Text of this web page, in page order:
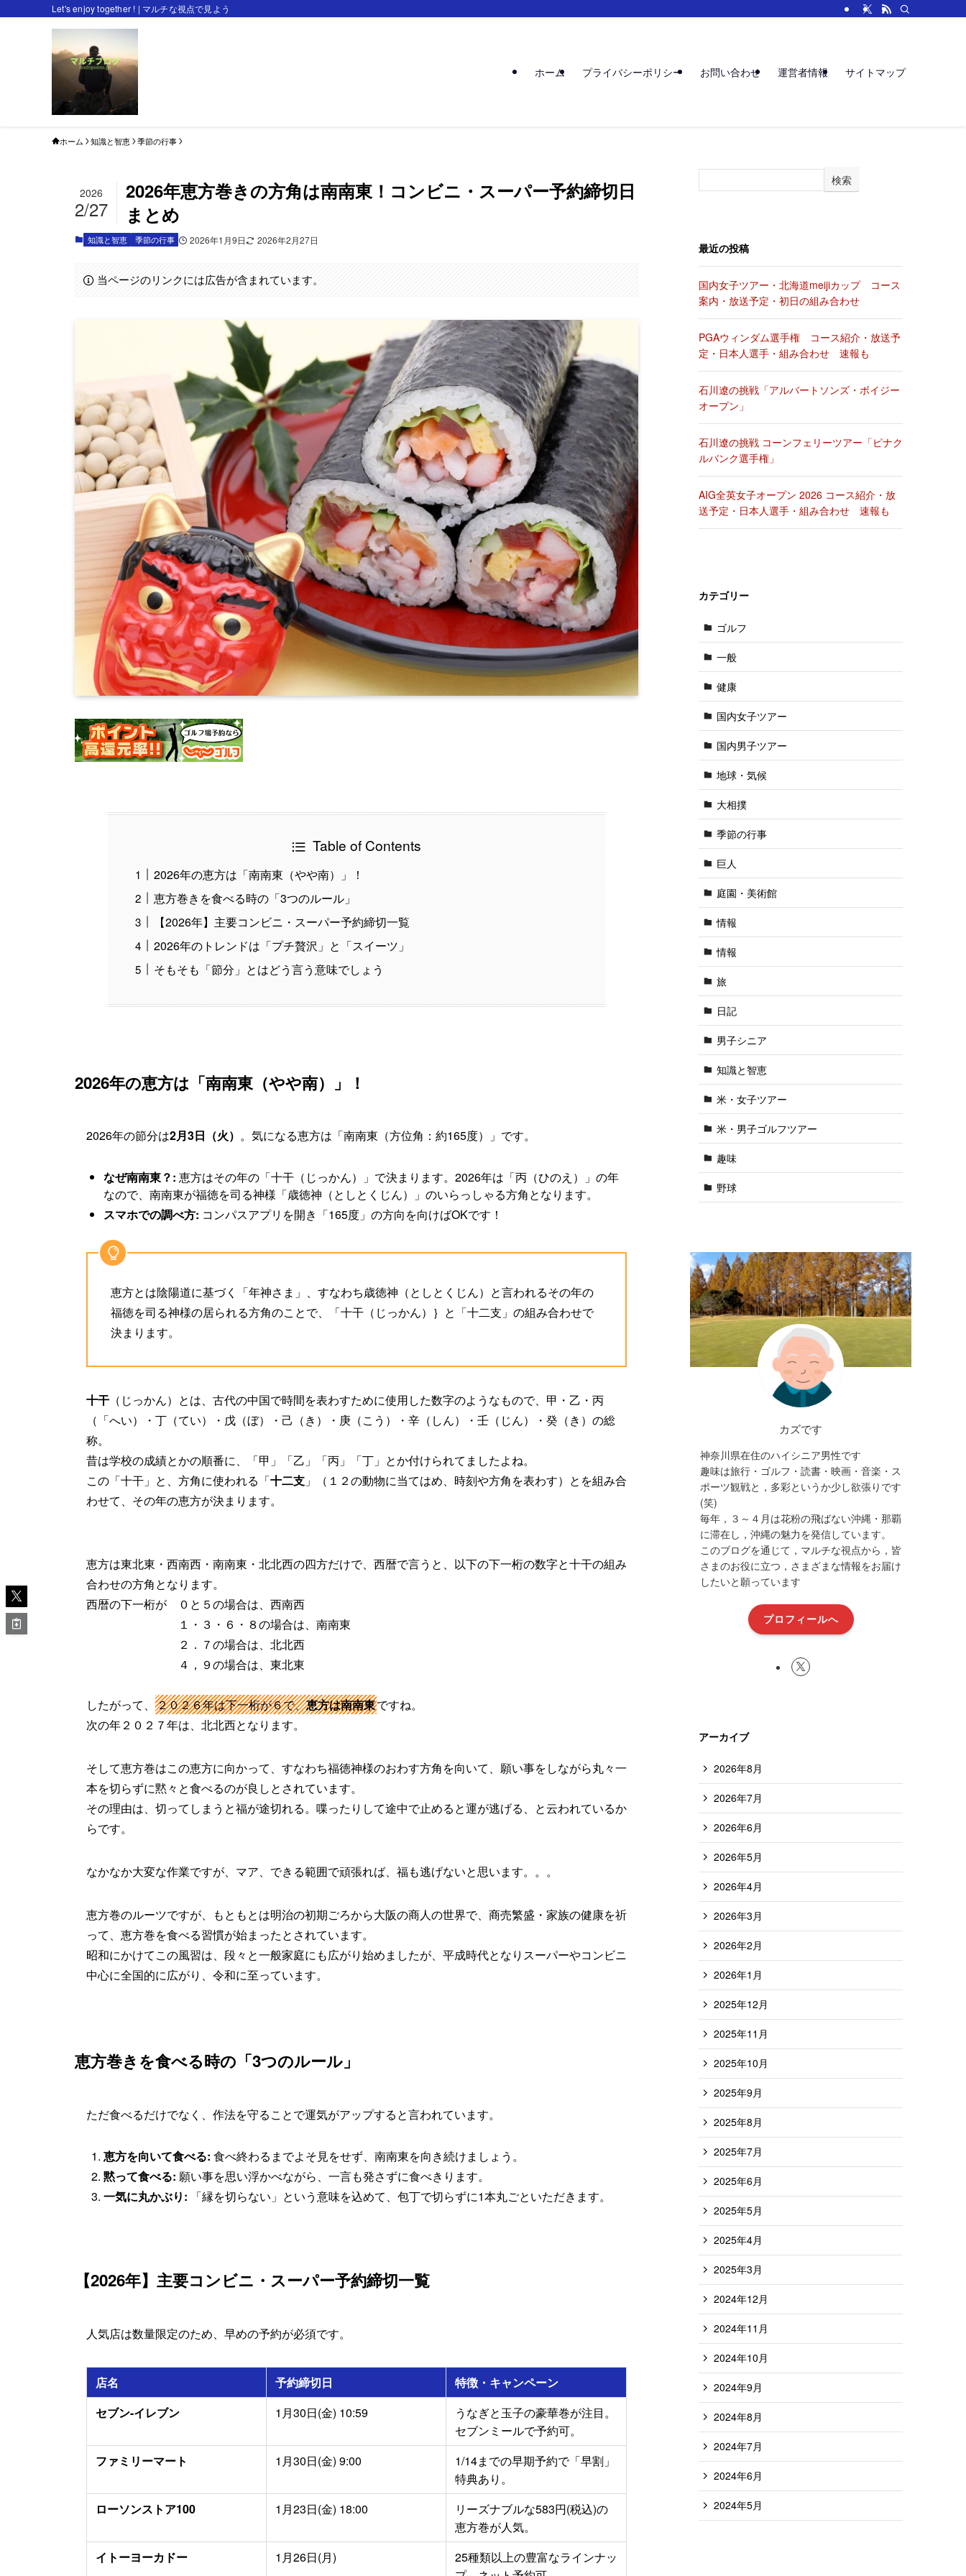
Let's enjoy together ! | マルチな視点で見よう
ホーム プライバシーポリシー お問い合わせ 運営者情報 サイトマップ
ホーム 知識と智恵 季節の行事
2026年恵方巻きの方角は南南東！コンビニ・スーパー予約締切日
まとめ
2026
2/27
知識と智恵 季節の行事 2026年1月9日 2026年2月27日
当ページのリンクには広告が含まれています。
Table of Contents
2026年の恵方は「南南東（やや南）」！
恵方巻きを食べる時の「3つのルール」
【2026年】主要コンビニ・スーパー予約締切一覧
2026年のトレンドは「プチ贅沢」と「スイーツ」
そもそも「節分」とはどう言う意味でしょう
2026年の恵方は「南南東（やや南）」！
2026年の節分は2月3日（火） 。気になる恵方は「南南東（方位角：約165度）」です。
なぜ南南東？: 恵方はその年の「十干（じっかん）」で決まります。2026年は「丙（ひのえ）」の年
なので、南南東が福徳を司る神様「歳徳神（としとくじん）」のいらっしゃる方角となります。
スマホでの調べ方: コンパスアプリを開き「165度」の方向を向けばOKです！
恵方とは陰陽道に基づく「年神さま」、すなわち歳徳神（としとくじん）と言われるその年の
福徳を司る神様の居られる方角のことで、「十干（じっかん）｝と「十二支」の組み合わせで
決まります。
十干 （じっかん）とは、古代の中国で時間を表わすために使用した数字のようなもので、甲・乙・丙
（「へい）・丁（てい）・戊（ぼ）・己（き）・庚（こう）・辛（しん）・壬（じん）・癸（き）の総
称。
昔は学校の成績とかの順番に、「甲」「乙」「丙」「丁」とか付けられてましたよね。
この「十干」と、方角に使われる「十二支 」（１２の動物に当てはめ、時刻や方角を表わす）とを組み合
わせて、その年の恵方が決まります。
恵方は東北東・西南西・南南東・北北西の四方だけで、西暦で言うと、以下の下一桁の数字と十干の組み
合わせの方角となります。
西暦の下一桁が ０と５の場合は、西南西
１・３・６・８の場合は、南南東
２．７の場合は、北北西
４，９の場合は、東北東
したがって、 ２０２６年は下一桁が６で、恵方は南南東ですね。
次の年２０２７年は、北北西となります。
そして恵方巻はこの恵方に向かって、すなわち福徳神様のおわす方角を向いて、願い事をしながら丸々一
本を切らずに黙々と食べるのが良しとされています。
その理由は、切ってしまうと福が途切れる。喋ったりして途中で止めると運が逃げる、と云われているか
らです。
なかなか大変な作業ですが、マア、できる範囲で頑張れば、福も逃げないと思います。。。
恵方巻のルーツですが、もともとは明治の初期ごろから大阪の商人の世界で、商売繁盛・家族の健康を祈
って、恵方巻を食べる習慣が始まったとされています。
昭和にかけてこの風習は、段々と一般家庭にも広がり始めましたが、平成時代となりスーパーやコンビニ
中心に全国的に広がり、令和に至っています。
恵方巻きを食べる時の「3つのルール」
ただ食べるだけでなく、作法を守ることで運気がアップすると言われています。
恵方を向いて食べる: 食べ終わるまでよそ見をせず、南南東を向き続けましょう。
黙って食べる: 願い事を思い浮かべながら、一言も発さずに食べきります。
一気に丸かぶり: 「縁を切らない」という意味を込めて、包丁で切らずに1本丸ごといただきます。
【2026年】主要コンビニ・スーパー予約締切一覧
人気店は数量限定のため、早めの予約が必須です。
店名 予約締切日
特徴・キャンペーン
セブン-イレブン
1月30日(金) 10:59
うなぎと玉子の豪華巻が注目。
セブンミールで予約可。
ファミリーマート
1月30日(金) 9:00
1/14までの早期予約で「早割」
特典あり。
ローソンストア100
1月23日(金) 18:00
リーズナブルな583円(税込)の
恵方巻が人気。
イトーヨーカドー
1月26日(月)
25種類以上の豊富なラインナッ
検索
最近の投稿
国内女子ツアー・北海道meijiカップ コース
案内・放送予定・初日の組み合わせ
PGAウィンダム選手権 コース紹介・放送予
定・日本人選手・組み合わせ 速報も
石川遼の挑戦「アルバートソンズ・ボイジー
オープン」
石川遼の挑戦 コーンフェリーツアー「ピナク
ルバンク選手権」
AIG全英女子オープン 2026 コース紹介・放
送予定・日本人選手・組み合わせ 速報も
カテゴリー
ゴルフ
一般
健康
国内女子ツアー
国内男子ツアー
地球・気候
大相撲
季節の行事
巨人
庭園・美術館
情報
情報
旅
日記
男子シニア
知識と智恵
米・女子ツアー
米・男子ゴルフツアー
趣味
野球
カズです
神奈川県在住のハイシニア男性です
趣味は旅行・ゴルフ・読書・映画・音楽・ス
ポーツ観戦と，多彩というか少し欲張りです
(笑)
毎年，３～４月は花粉の飛ばない沖縄・那覇
に滞在し，沖縄の魅力を発信しています。
このブログを通じて，マルチな視点から，皆
さまのお役に立つ，さまざまな情報をお届け
したいと願っています
プロフィールへ
アーカイブ
2026年8月
2026年7月
2026年6月
2026年5月
2026年4月
2026年3月
2026年2月
2026年1月
2025年12月
2025年11月
2025年10月
2025年9月
2025年8月
2025年7月
2025年6月
2025年5月
2025年4月
2025年3月
2024年12月
2024年11月
2024年10月
2024年9月
2024年8月
2024年7月
2024年6月
2024年5月